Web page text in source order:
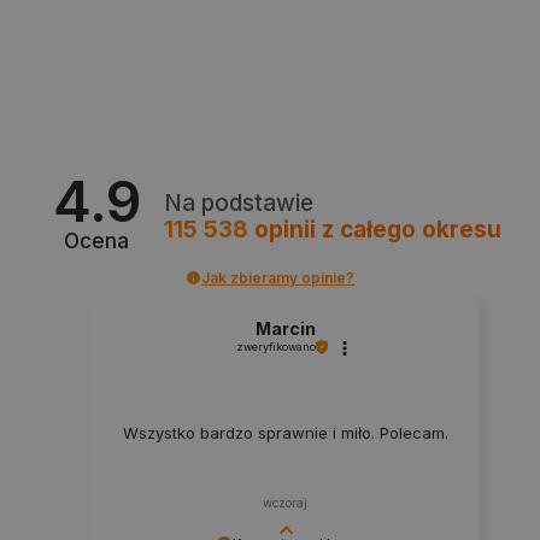
4.9
Ocena
Na podstawie
115 538 opinii z całego okresu
Jak zbieramy opinie?
Marcin
zweryfikowano
Wszystko bardzo sprawnie i miło. Polecam.
wczoraj